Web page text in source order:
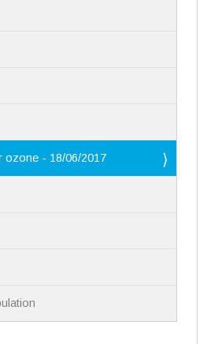
ozone - 18/06/2017